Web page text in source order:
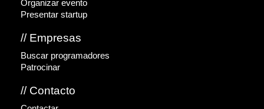
Organizar evento
Presentar startup
// Empresas
Buscar programadores
Patrocinar
// Contacto